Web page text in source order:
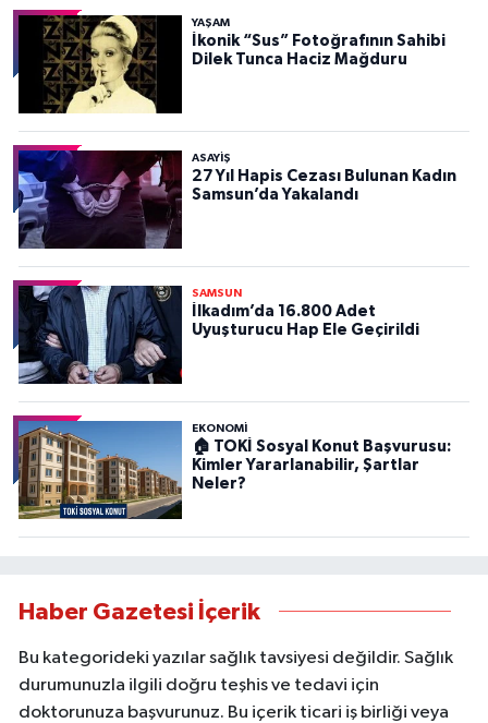
YAŞAM
İkonik “Sus” Fotoğrafının Sahibi
Dilek Tunca Haciz Mağduru
ASAYIŞ
27 Yıl Hapis Cezası Bulunan Kadın
Samsun’da Yakalandı
SAMSUN
İlkadım’da 16.800 Adet
Uyuşturucu Hap Ele Geçirildi
EKONOMİ
🏠 TOKİ Sosyal Konut Başvurusu:
Kimler Yararlanabilir, Şartlar
Neler?
Haber Gazetesi İçerik
Bu kategorideki yazılar sağlık tavsiyesi değildir. Sağlık
durumunuzla ilgili doğru teşhis ve tedavi için
doktorunuza başvurunuz. Bu içerik ticari iş birliği veya